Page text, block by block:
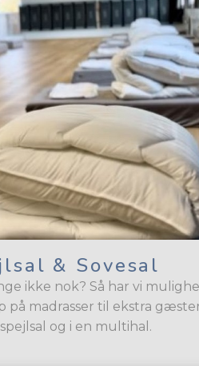
& Sovesal
ikke nok? Så har vi
på madrasser til ekstra
og i en multihal.